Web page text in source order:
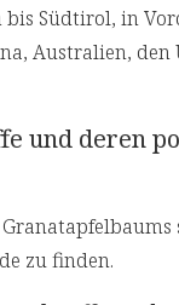
Südtirol, in
Australien, den
und deren
zu finden.